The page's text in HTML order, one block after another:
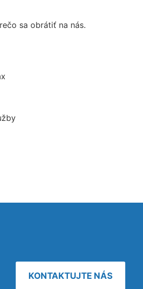
sa obrátiť na nás.
KONTAKTUJTE NÁS